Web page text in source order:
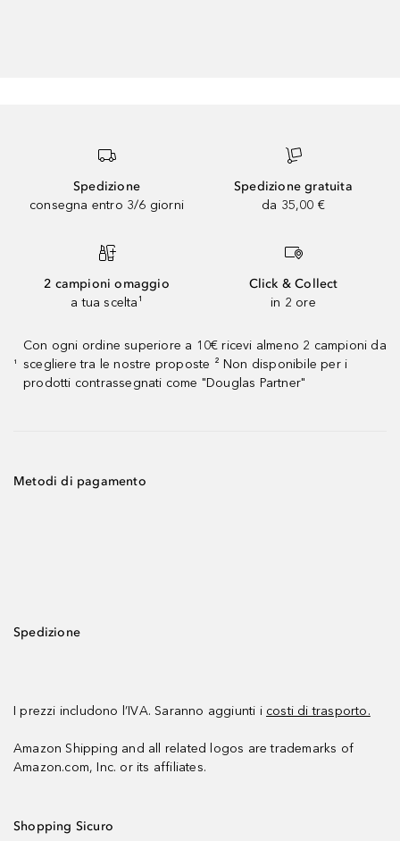
Spedizione
consegna entro 3/6 giorni
Spedizione gratuita
da 35,00 €
2 campioni omaggio
a tua scelta¹
Click & Collect
in 2 ore
¹
Con ogni ordine superiore a 10€ ricevi almeno 2 campioni da
scegliere tra le nostre proposte ² Non disponibile per i
prodotti contrassegnati come "Douglas Partner"
Metodi di pagamento
Spedizione
I prezzi includono l’IVA. Saranno aggiunti i costi di trasporto.
Amazon Shipping and all related logos are trademarks of
Amazon.com, Inc. or its affiliates.
Shopping Sicuro